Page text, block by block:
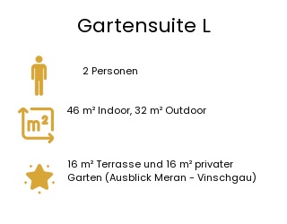
Gartensuite L
2 Personen
46 m² Indoor, 32 m² Outdoor
16 m² Terrasse und 16 m² privater
Garten (Ausblick Meran - Vinschgau)